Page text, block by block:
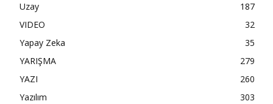
Uzay
187
VIDEO
32
Yapay Zeka
35
YARIŞMA
279
YAZI
260
Yazılım
303